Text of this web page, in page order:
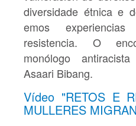
diversidade étnica e
emos
resistencia. ​​O
monólogo
Asaari Bibang.
Vídeo "RETOS E
MULLERES